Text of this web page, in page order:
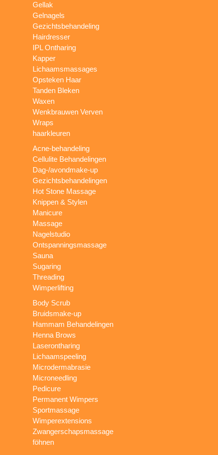
Gellak
Gelnagels
Gezichtsbehandeling
Hairdresser
IPL Ontharing
Kapper
Lichaamsmassages
Opsteken Haar
Tanden Bleken
Waxen
Wenkbrauwen Verven
Wraps
haarkleuren
Acne-behandeling
Cellulite Behandelingen
Dag-/avondmake-up
Gezichtsbehandelingen
Hot Stone Massage
Knippen & Stylen
Manicure
Massage
Nagelstudio
Ontspanningsmassage
Sauna
Sugaring
Threading
Wimperlifting
Body Scrub
Bruidsmake-up
Hammam Behandelingen
Henna Brows
Laserontharing
Lichaamspeeling
Microdermabrasie
Microneedling
Pedicure
Permanent Wimpers
Sportmassage
Wimperextensions
Zwangerschapsmassage
föhnen